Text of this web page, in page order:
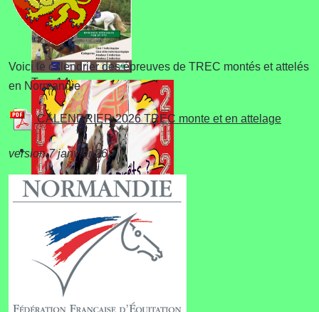
Trec 14
Championnat de
Normandie
Voici le calendrier des épreuves de TREC montés et attelés
en Normandie
CALENDRIER 2026 TREC monte et en attelage
version 7 janvier 26